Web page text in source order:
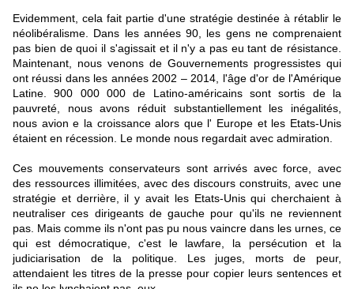
Evidemment, cela fait partie d'une stratégie destinée à rétablir le
néolibéralisme. Dans les années 90, les gens ne comprenaient
pas bien de quoi il s'agissait et il n'y a pas eu tant de résistance.
Maintenant, nous venons de Gouvernements progressistes qui
ont réussi dans les années 2002 – 2014, l'âge d'or de l'Amérique
Latine. 900 000 000 de Latino-américains sont sortis de la
pauvreté, nous avons réduit substantiellement les inégalités,
nous avion e la croissance alors que l' Europe et les Etats-Unis
étaient en récession. Le monde nous regardait avec admiration.
Ces mouvements conservateurs sont arrivés avec force, avec
des ressources illimitées, avec des discours construits, avec une
stratégie et derrière, il y avait les Etats-Unis qui cherchaient à
neutraliser ces dirigeants de gauche pour qu'ils ne reviennent
pas. Mais comme ils n'ont pas pu nous vaincre dans les urnes, ce
qui est démocratique, c'est le lawfare, la persécution et la
judiciarisation de la politique. Les juges, morts de peur,
attendaient les titres de la presse pour copier leurs sentences et